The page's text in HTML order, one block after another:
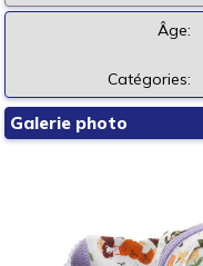
Âge:
Catégories:
Galerie photo